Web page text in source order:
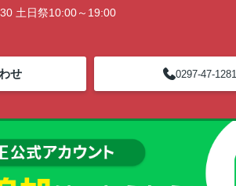
土日祭10:00～19:00
せ 0297-47-1281